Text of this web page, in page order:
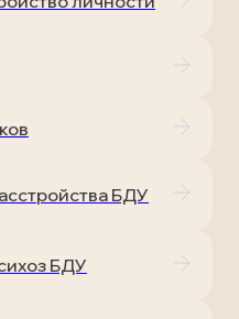
БДУ
БДУ